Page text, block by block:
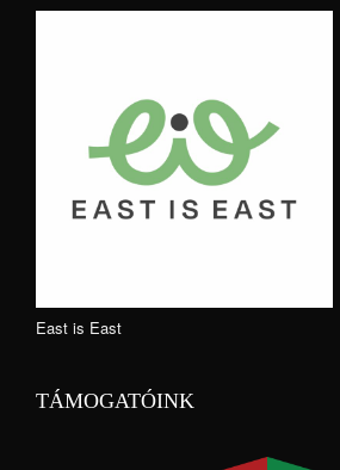
East is East
TÁMOGATÓINK